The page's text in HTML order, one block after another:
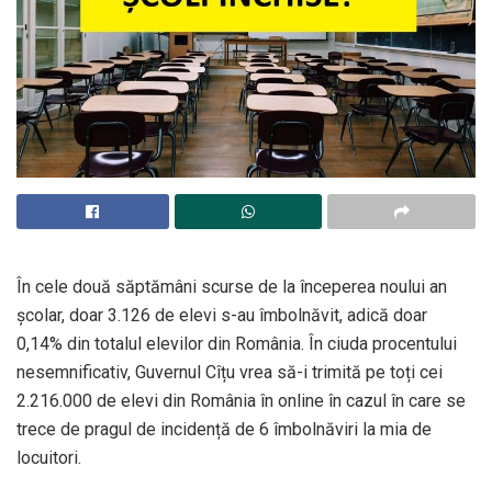
În cele două săptămâni scurse de la începerea noului an
școlar, doar 3.126 de elevi s-au îmbolnăvit, adică doar
0,14% din totalul elevilor din România. În ciuda procentului
nesemnificativ, Guvernul Cîțu vrea să-i trimită pe toți cei
2.216.000 de elevi din România în online în cazul în care se
trece de pragul de incidență de 6 îmbolnăviri la mia de
locuitori.